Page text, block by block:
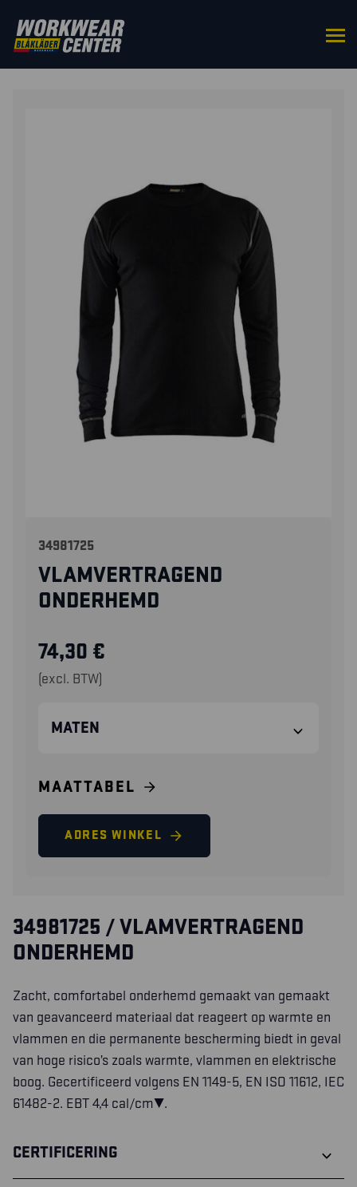
HOME/LANG ONDERGOED
34981725
VLAMVERTRAGEND
ONDERHEMD
74,30 €
(excl. BTW)
MATEN
MAATTABEL
ADRES WINKEL
34981725 / VLAMVERTRAGEND
ONDERHEMD
Zacht, comfortabel onderhemd gemaakt van gemaakt
van geavanceerd materiaal dat reageert op warmte en
vlammen en die permanente bescherming biedt in geval
van hoge risico’s zoals warmte, vlammen en elektrische
boog. Gecertificeerd volgens EN 1149-5, EN ISO 11612, IEC
61482-2. EBT 4,4 cal/cm².
CERTIFICERING